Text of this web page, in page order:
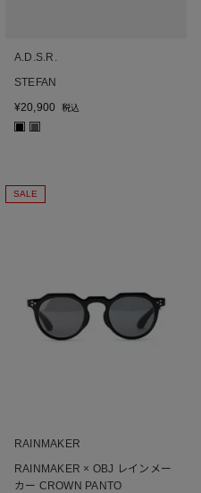
A.D.S.R.
STEFAN
¥20,900 税込
■ ■
SALE
RAINMAKER
RAINMAKER × OBJ レインメー
カー CROWN PANTO